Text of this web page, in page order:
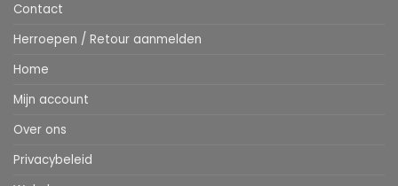
Contact
Herroepen / Retour aanmelden
Home
Mijn account
Over ons
Privacybeleid